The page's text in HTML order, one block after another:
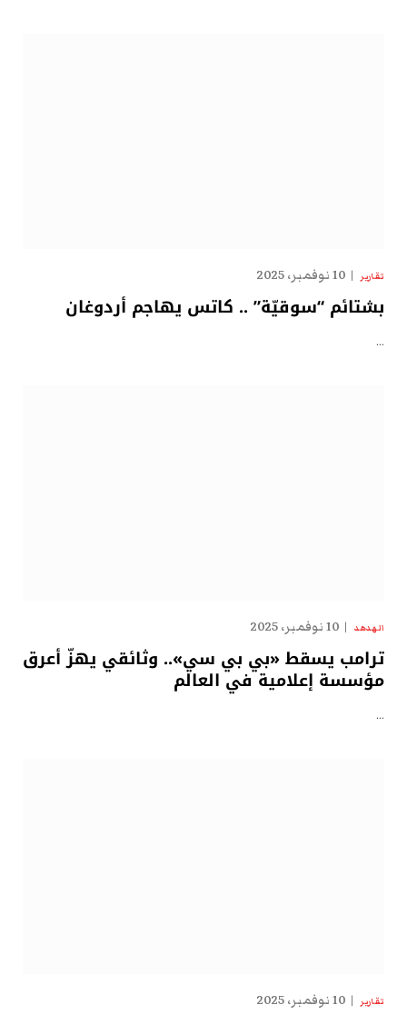
تقارير 10 نوفمبر، 2025
بشتائم “سوقيّة” .. كاتس يهاجم أردوغان
…
الهدهد 10 نوفمبر، 2025
ترامب يسقط «بي بي سي».. وثائقي يهزّ أعرق
مؤسسة إعلامية في العالم
…
تقارير 10 نوفمبر، 2025